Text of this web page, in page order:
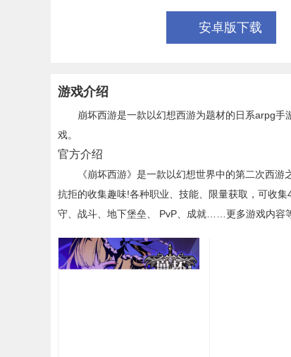
安卓版下载
游戏介绍
崩坏西游是一款以幻想西游为题材的日系arpg手
戏。
官方介绍
《崩坏西游》是一款以幻想世界中的第二次西游
抗拒的收集趣味!各种职业、技能、限量获取，可收
守、战斗、地下堡垒、 PvP、成就……更多游戏内容